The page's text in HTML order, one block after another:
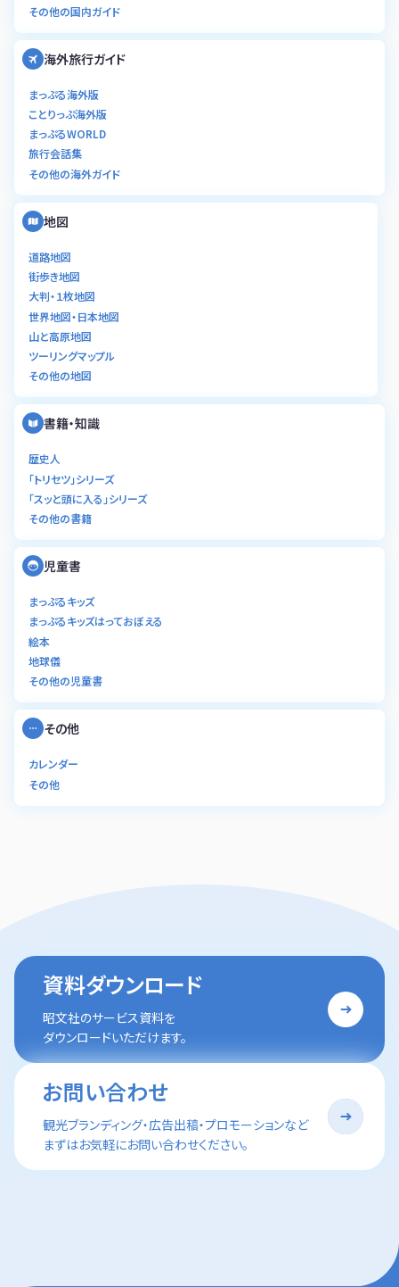
その他の国内ガイド
海外旅行ガイド
まっぷる海外版
ことりっぷ海外版
まっぷるWORLD
旅行会話集
その他の海外ガイド
地図
道路地図
街歩き地図
大判・１枚地図
世界地図・日本地図
山と高原地図
ツーリングマップル
その他の地図
書籍・知識
歴史人
「トリセツ」シリーズ
「スッと頭に入る」シリーズ
その他の書籍
児童書
まっぷるキッズ
まっぷるキッズはっておぼえる
絵本
地球儀
その他の児童書
その他
カレンダー
その他
資料ダウンロード
昭文社のサービス資料を
ダウンロードいただけます。
お問い合わせ
観光ブランディング・広告出稿・プロモーションなど
まずはお気軽にお問い合わせください。